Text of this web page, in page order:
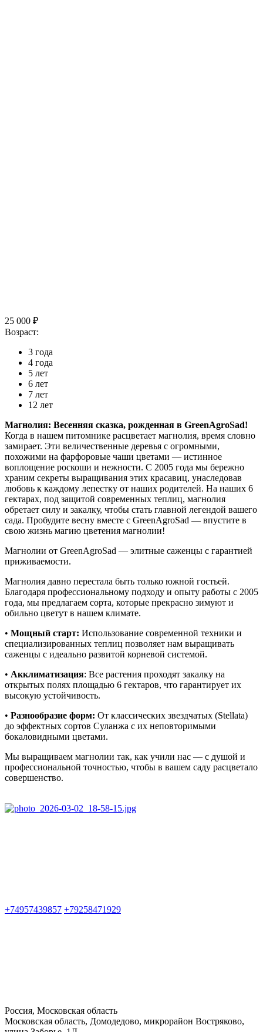
25 000 ₽
Возраст:
3 года
4 года
5 лет
6 лет
7 лет
12 лет
Магнолия: Весенняя сказка, рожденная в GreenAgroSad!
Когда в нашем питомнике расцветает магнолия, время словно
замирает. Эти величественные деревья с огромными,
похожими на фарфоровые чаши цветами — истинное
воплощение роскоши и нежности. С 2005 года мы бережно
храним секреты выращивания этих красавиц, унаследовав
любовь к каждому лепестку от наших родителей. На наших 6
гектарах, под защитой современных теплиц, магнолия
обретает силу и закалку, чтобы стать главной легендой вашего
сада. Пробудите весну вместе с GreenAgroSad — впустите в
свою жизнь магию цветения магнолии!
Магнолии от GreenAgroSad — элитные саженцы с гарантией
приживаемости.
Магнолия давно перестала быть только южной гостьей.
Благодаря профессиональному подходу и опыту работы с 2005
года, мы предлагаем сорта, которые прекрасно зимуют и
обильно цветут в нашем климате.
• Мощный старт: Использование современной техники и
специализированных теплиц позволяет нам выращивать
саженцы с идеально развитой корневой системой.
• Акклиматизация: Все растения проходят закалку на
открытых полях площадью 6 гектаров, что гарантирует их
высокую устойчивость.
• Разнообразие форм: От классических звездчатых (Stellata)
до эффектных сортов Суланжа с их неповторимыми
бокаловидными цветами.
Мы выращиваем магнолии так, как учили нас — с душой и
профессиональной точностью, чтобы в вашем саду расцветало
совершенство.
+74957439857 +79258471929
Россия, Московская область
Московская область, Домодедово, микрорайон Востряково,